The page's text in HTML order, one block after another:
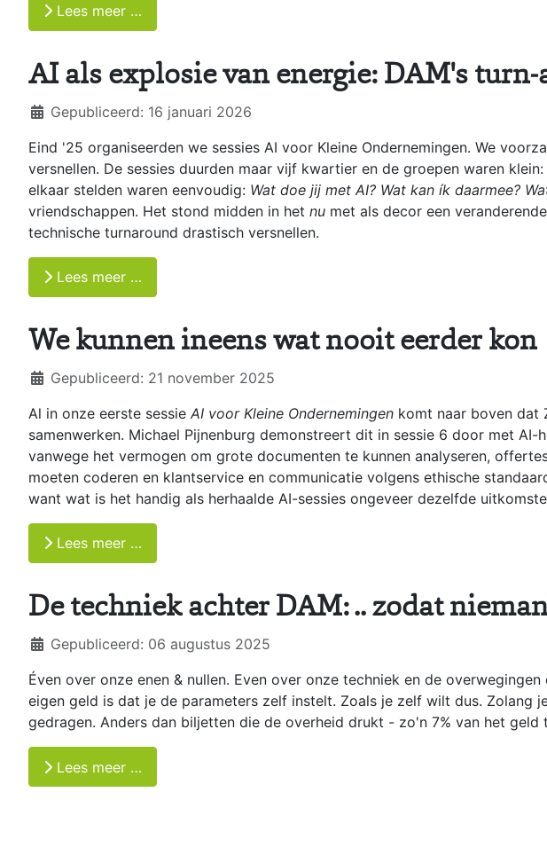
Lees meer …
AI als explosie van energie: DAM's
DetailsGepubliceerd: 16 januari 2026
Eind '25 organiseerden we sessies AI voor Kleine Ondernemingen. We
versnellen. De sessies duurden maar vijf kwartier en de groepen waren
elkaar stelden waren eenvoudig: Wat doe jij met AI? Wat kan ík daarmee?
vriendschappen. Het stond midden in het nu met als decor een
technische turnaround drastisch versnellen.
Lees meer …
We kunnen ineens wat nooit eerder kon
DetailsGepubliceerd: 21 november 2025
Al in onze eerste sessie AI voor Kleine Ondernemingen komt naar boven dat
samenwerken. Michael Pijnenburg demonstreert dit in sessie 6 door met
vanwege het vermogen om grote documenten te kunnen analyseren,
moeten coderen en klantservice en communicatie volgens ethische
want wat is het handig als herhaalde AI-sessies ongeveer dezelfde
Lees meer …
De techniek achter DAM: .. zodat
DetailsGepubliceerd: 06 augustus 2025
Éven over onze enen & nullen. Even over onze techniek en de
eigen geld is dat je de parameters zelf instelt. Zoals je zelf wilt dus. Zolang
gedragen. Anders dan biljetten die de overheid drukt - zo'n 7% van het
Lees meer …